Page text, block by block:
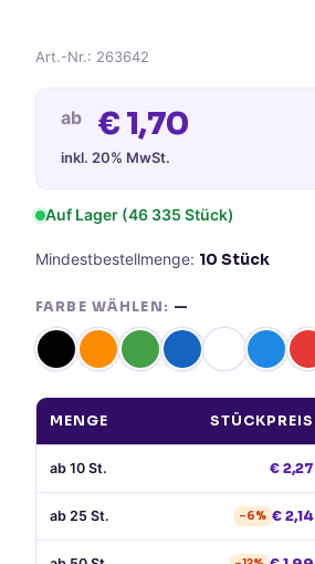
Art.-Nr.: 263642
ab € 1,70
inkl. 20% MwSt.
Auf Lager (46 335 Stück)
Mindestbestellmenge: 10 Stück
FARBE WÄHLEN: —
MENGE STÜCKPREIS
ab 10 St. €2,27
ab 25 St. −6% €2,14